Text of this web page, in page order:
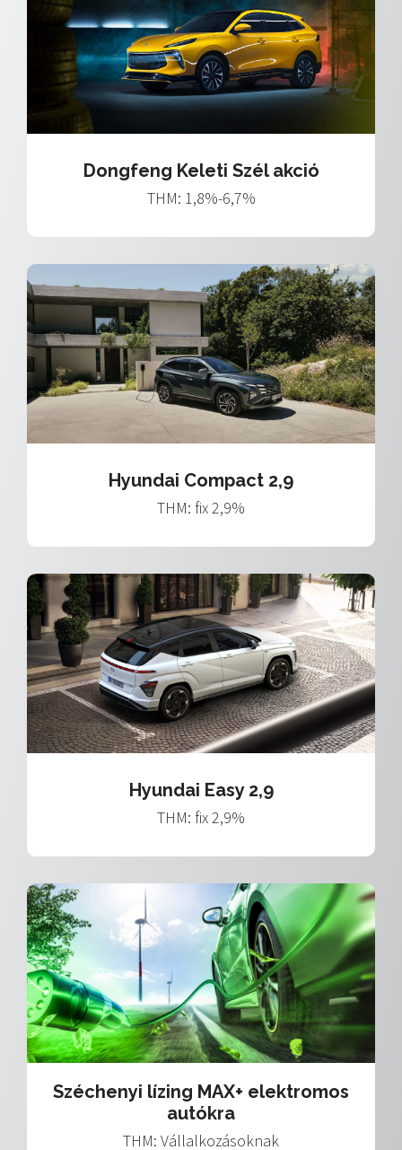
Dongfeng Keleti Szél akció
THM: 1,8%-6,7%
Hyundai Compact 2,9
THM: fix 2,9%
Hyundai Easy 2,9
THM: fix 2,9%
Széchenyi lízing MAX+ elektromos
autókra
THM: Vállalkozásoknak